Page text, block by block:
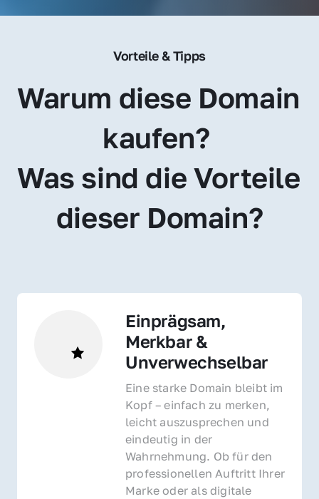
Vorteile & Tipps
Warum diese Domain
kaufen?
Was sind die Vorteile
dieser Domain?
Einprägsam,
Merkbar &
Unverwechselbar
Eine starke Domain bleibt im
Kopf – einfach zu merken,
leicht auszusprechen und
eindeutig in der
Wahrnehmung. Ob für den
professionellen Auftritt Ihrer
Marke oder als digitale